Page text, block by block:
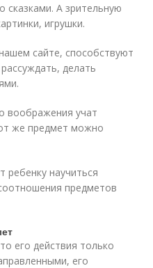
сказками. А зрительную
игрушки.
сайте, способствуют
делать
воображения учат
же предмет можно
ребенку научиться
предметов
его действия только
его